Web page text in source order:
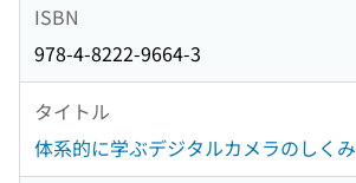
ISBN
978-4-8222-9664-3
タイトル
体系的に学ぶデジタルカメラのしくみ